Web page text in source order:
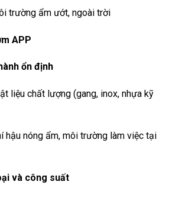
trường ẩm ướt, ngoài trời
APP
ổn định
liệu chất lượng (gang, inox, nhựa kỹ
hậu nóng ẩm, môi trường làm việc tại
và công suất